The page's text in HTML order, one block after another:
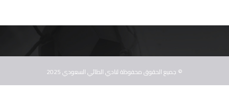
© جميع الحقوق محفوظة لنادي الطائي السعودي 2025